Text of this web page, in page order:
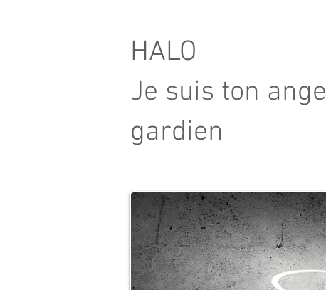
HALO
Je suis ton ange
gardien